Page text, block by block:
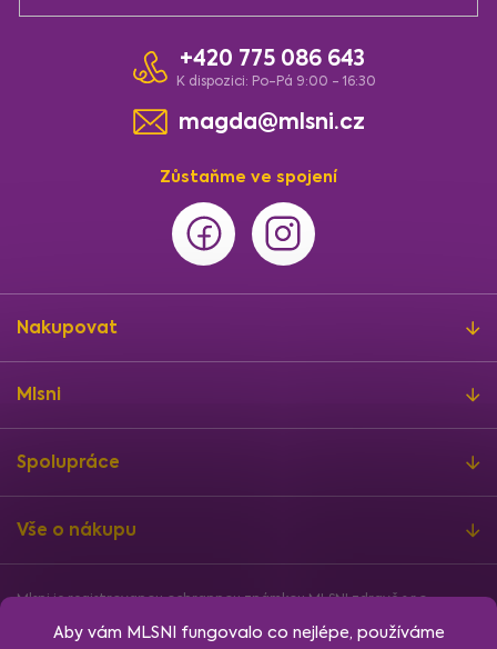
Aby vám MLSNI fungovalo co nejlépe, používáme
Zůstaňme ve spojení
+420 775 086 643
K dispozici: Po-Pá 9:00 - 16:30
magda@mlsni.cz
Nakupovat
Mlsni
Spolupráce
Vše o nákupu
Mlsni je registrovanou ochrannou známkou MLSNI zdravě s.r.o.